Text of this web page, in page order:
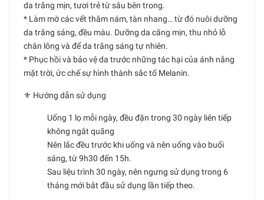
da trắng mịn, tươi trẻ từ sâu bên trong.
* Làm mờ các vết thâm nám, tàn nhang… từ đó nuôi dưỡng
da trắng sáng, đều màu. Dưỡng da căng mịn, thu nhỏ lỗ
chân lông và để da trắng sáng tự nhiên.
* Phục hồi và bảo vệ da trước những tác hại của ánh nắng
mặt trời, ức chế sự hình thành sắc tố Melanin.
⚜ Hướng dẫn sử dụng
Uống 1 lọ mỗi ngày, đều đặn trong 30 ngày liên tiếp
không ngắt quãng
Nên lắc đều trước khi uống và nên uống vào buổi
sáng, từ 9h30 đến 15h.
Sau liệu trình 30 ngày, nên ngưng sử dụng trong 6
tháng mới bắt đầu sử dụng lần tiếp theo.